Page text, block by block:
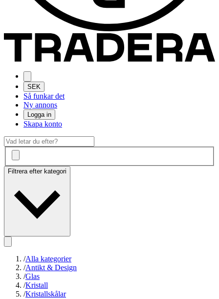
SEK
Så funkar det
Ny annons
Logga in
Skapa konto
Filtrera efter kategori
/Alla kategorier
/Antikt & Design
/Glas
/Kristall
/Kristallskålar